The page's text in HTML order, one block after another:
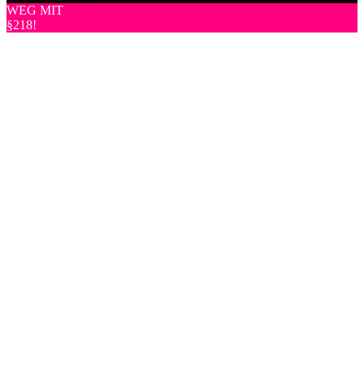
WEG MIT
§218!